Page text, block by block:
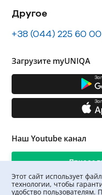
Другое
+38 (044) 225 60 00
Загрузите myUNIQA
Наш Youtube канал
Этот сайт использует
технологии, чтобы
удобство пользователям.